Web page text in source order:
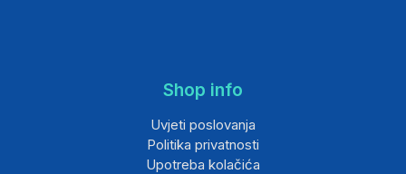
Shop info
Uvjeti poslovanja
Politika privatnosti
Upotreba kolačića